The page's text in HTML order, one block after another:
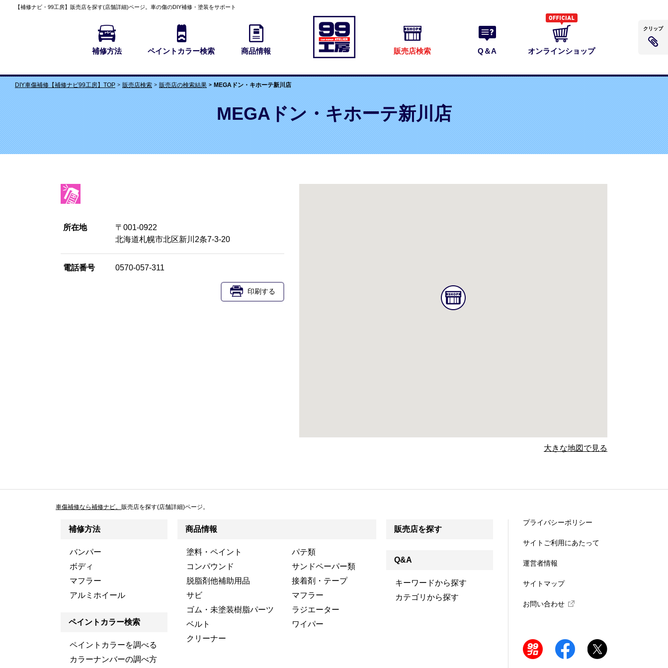
【補修ナビ・99工房】 販売店を探す(店舗詳細)ページ。車の傷のDIY補修・塗装をサポート
補修方法 ペイントカラー検索 商品情報 販売店検索 Q＆A オンラインショップ
DIY車傷補修【補修ナビ99工房】TOP 販売店検索 販売店の検索結果 MEGAドン・キホーテ新川店
MEGAドン・キホーテ新川店
所在地
〒001-0922
北海道札幌市北区新川2条7-3-20
電話番号 0570-057-311
印刷する
大きな地図で見る
車傷補修なら補修ナビ。 販売店を探す(店舗詳細)ページ。
補修方法
バンパー
ボディ
マフラー
アルミホイール
ペイントカラー検索
ペイントカラーを調べる
カラーナンバーの調べ方
商品情報
塗料・ペイント
パテ類
コンパウンド
サンドペーパー類
脱脂剤他補助用品
接着剤・テープ
サビ
マフラー
ゴム・未塗装樹脂パーツ
ラジエーター
ベルト
ワイパー
クリーナー
販売店を探す
Q&A
キーワードから探す
カテゴリから探す
プライバシーポリシー
サイトご利用にあたって
運営者情報
サイトマップ
お問い合わせ
クリップ